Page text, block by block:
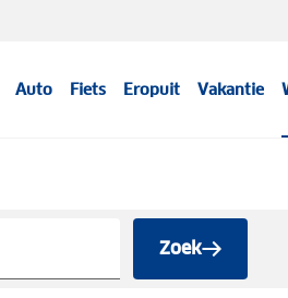
Auto Fiets Eropuit Vakantie
Zoek